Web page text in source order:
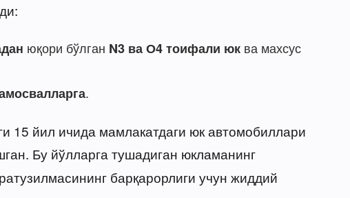
юқори бўлган N3 ва О4 тоифали юква махсус
.
15 йил ичида мамлакатдаги юк автомобиллари
Бу йўлларга тушадиган юкламанинг
барқарорлиги учун жиддий